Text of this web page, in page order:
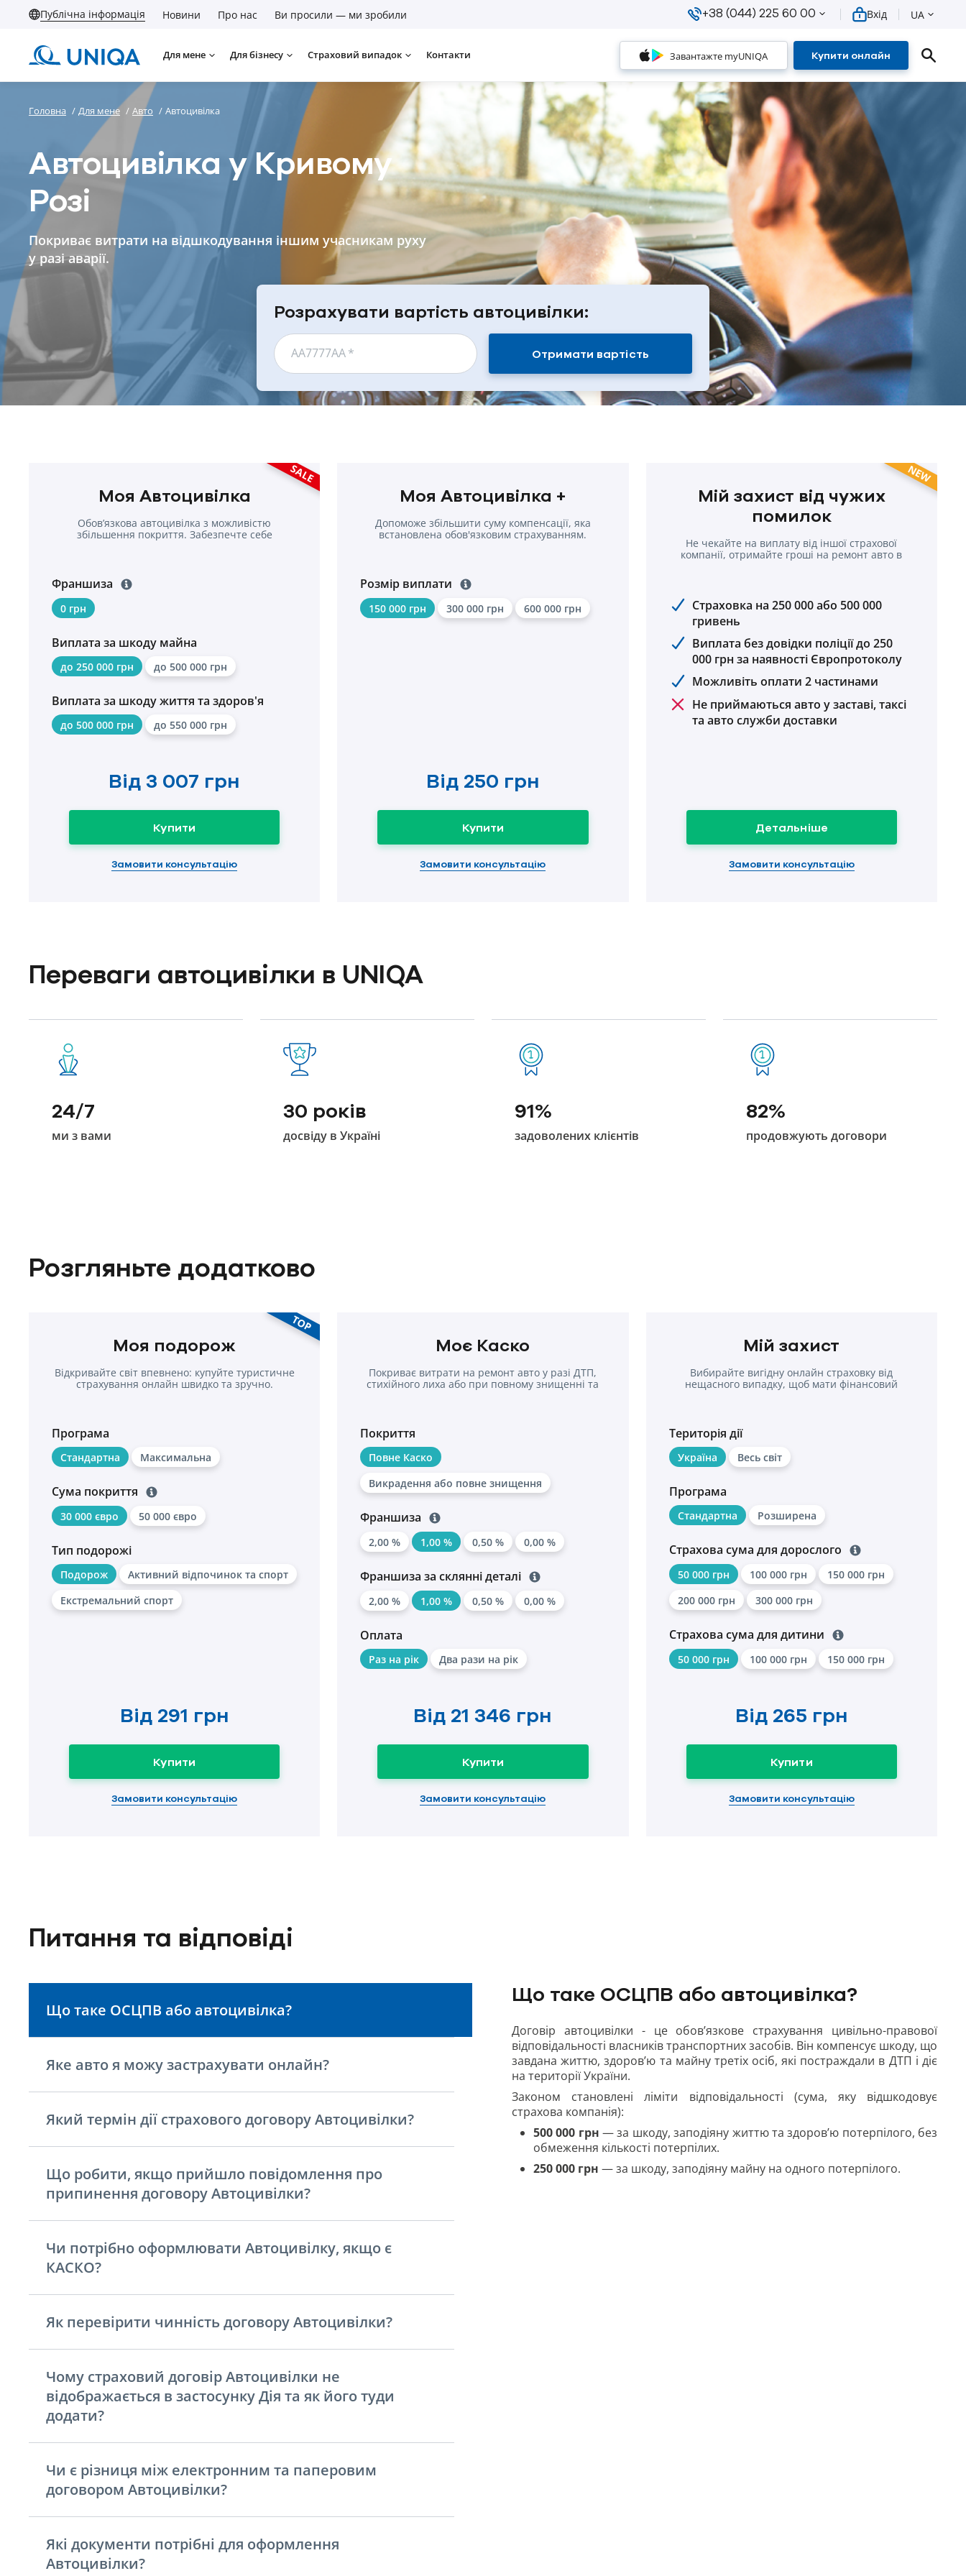
Публічна інформація Новини Про нас Ви просили — ми зробили +38 (044) 225 60 00 Вхід UA
Для мене Для бізнесу Страховий випадок Контакти Завантажте myUNIQA Купити онлайн
Головна / Для мене / Авто / Автоцивілка
Автоцивілка у Кривому
Розі
Покриває витрати на відшкодування іншим учасникам руху
у разі аварії.
Розрахувати вартість автоцивілки:
АА7777АА* Отримати вартість
SALE
Моя Автоцивілка
Обовʼязкова автоцивілка з можливістю
збільшення покриття. Забезпечте себе
Франшиза
0 грн
Виплата за шкоду майна
до 250 000 грн до 500 000 грн
Виплата за шкоду життя та здоров'я
до 500 000 грн до 550 000 грн
Від 3 007 грн
Купити
Замовити консультацію
Моя Автоцивілка +
Допоможе збільшити суму компенсації, яка
встановлена обов'язковим страхуванням.
Розмір виплати
150 000 грн 300 000 грн 600 000 грн
Від 250 грн
Купити
Замовити консультацію
NEW
Мій захист від чужих
помилок
Не чекайте на виплату від іншої страхової
компанії, отримайте гроші на ремонт авто в
Страховка на 250 000 або 500 000
гривень
Виплата без довідки поліції до 250
000 грн за наявності Європротоколу
Можливіть оплати 2 частинами
Не приймаються авто у заставі, таксі
та авто служби доставки
Детальніше
Замовити консультацію
Переваги автоцивілки в UNIQA
24/7
ми з вами
30 років
досвіду в Україні
91%
задоволених клієнтів
82%
продовжують договори
Розгляньте додатково
TOP
Моя подорож
Відкривайте світ впевнено: купуйте туристичне
страхування онлайн швидко та зручно.
Програма
Стандартна Максимальна
Сума покриття
30 000 євро 50 000 євро
Тип подорожі
Подорож
Активний відпочинок та спорт
Екстремальний спорт
Від 291 грн
Купити
Замовити консультацію
Моє Каско
Покриває витрати на ремонт авто у разі ДТП,
стихійного лиха або при повному знищенні та
Покриття
Повне Каско
Викрадення або повне знищення
Франшиза
2,00 % 1,00 % 0,50 % 0,00 %
Франшиза за склянні деталі
2,00 % 1,00 % 0,50 % 0,00 %
Оплата
Раз на рік Два рази на рік
Від 21 346 грн
Купити
Замовити консультацію
Мій захист
Вибирайте вигідну онлайн страховку від
нещасного випадку, щоб мати фінансовий
Територія дії
Україна Весь світ
Програма
Стандартна Розширена
Страхова сума для дорослого
50 000 грн 100 000 грн
150 000 грн
200 000 грн
300 000 грн
Страхова сума для дитини
50 000 грн 100 000 грн 150 000 грн
Від 265 грн
Купити
Замовити консультацію
Питання та відповіді
Що таке ОСЦПВ або автоцивілка?
Яке авто я можу застрахувати онлайн?
Який термін дії страхового договору Автоцивілки?
Що робити, якщо прийшло повідомлення про
припинення договору Автоцивілки?
Чи потрібно оформлювати Автоцивілку, якщо є
КАСКО?
Як перевірити чинність договору Автоцивілки?
Чому страховий договір Автоцивілки не
відображається в застосунку Дія та як його туди
додати?
Чи є різниця між електронним та паперовим
договором Автоцивілки?
Які документи потрібні для оформлення
Автоцивілки?
Що таке ОСЦПВ або автоцивілка?
Договір автоцивілки - це обов’язкове страхування цивільно-правової
відповідальності власників транспортних засобів. Він компенсує шкоду, що
завдана життю, здоров’ю та майну третіх осіб, які постраждали в ДТП і діє
на території України.
Законом становлені ліміти відповідальності (сума, яку відшкодовує
страхова компанія):
500 000 грн — за шкоду, заподіяну життю та здоров’ю потерпілого, без
обмеження кількості потерпілих.
250000 грн — за шкоду, заподіяну майну на одного потерпілого.